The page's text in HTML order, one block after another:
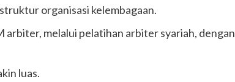
organisasi kelembagaan.
melalui pelatihan arbiter syariah, dengan
luas.